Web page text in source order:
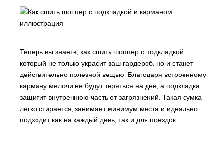
Теперь вы знаете, как сшить шоппер с подкладкой,
который не только украсит ваш гардероб, но и станет
действительно полезной вещью. Благодаря встроенному
карману мелочи не будут теряться на дне, а подкладка
защитит внутреннюю часть от загрязнений. Такая сумка
легко стирается, занимает минимум места и идеально
подходит как на каждый день, так и для поездок.